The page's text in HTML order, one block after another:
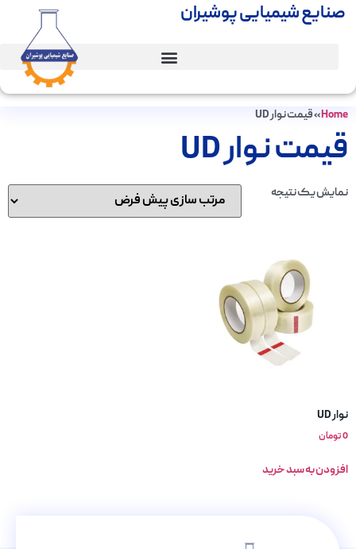
صنایع شیمیایی پوشیران
Home
»قیمت نوار UD
قیمت نوار UD
نمایش یک نتیجه
نوار UD
0تومان
افزودن به سبد خرید